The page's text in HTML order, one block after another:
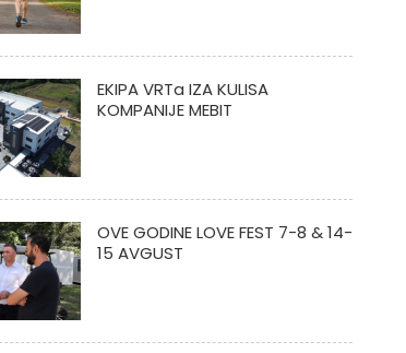
EKIPA VRTa IZA KULISA
KOMPANIJE MEBIT
OVE GODINE LOVE FEST 7-8 & 14-
15 AVGUST